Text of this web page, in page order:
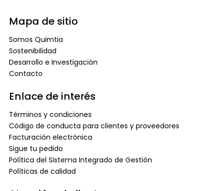
Mapa de sitio
Somos Quimtia
Sostenibilidad
Desarrollo e Investigación
Contacto
Enlace de interés
Términos y condiciones
Código de conducta para clientes y proveedores
Facturación electrónica
Sigue tu pedido
Política del Sistema Integrado de Gestión
Políticas de calidad